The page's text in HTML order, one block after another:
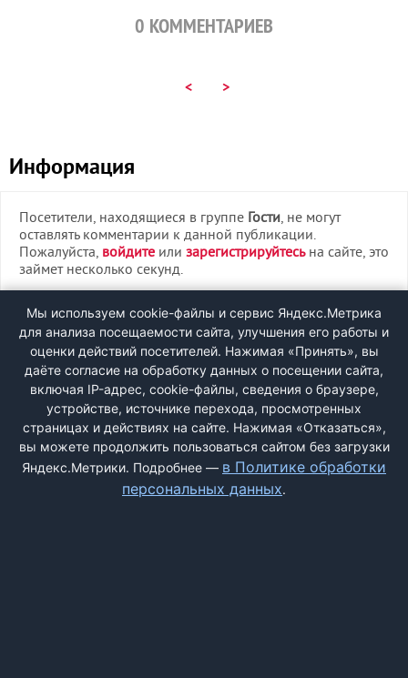
0 КОММЕНТАРИЕВ
< >
Информация
Посетители, находящиеся в группе Гости, не могут
оставлять комментарии к данной публикации.
Пожалуйста, войдите или зарегистрируйтесьна сайте, это
займет несколько секунд.
ВХОД
РЕГИСТРАЦИЯ
Быстрая регистрациячерез соцсети:
Мы используем cookie-файлы и сервис Яндекс.Метрика
для анализа посещаемости сайта, улучшения его работы и
оценки действий посетителей. Нажимая «Принять», вы
даёте согласие на обработку данных о посещении сайта,
включая IP-адрес, cookie-файлы, сведения о браузере,
устройстве, источнике перехода, просмотренных
страницах и действиях на сайте. Нажимая «Отказаться»,
вы можете продолжить пользоваться сайтом без загрузки
Яндекс.Метрики. Подробнее — в Политике обработки
персональных данных.